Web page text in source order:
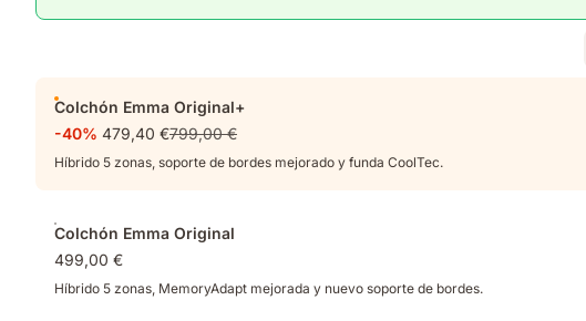
tu
zonas,
reforzado
CoolTec.
Colchón Emma Original+
-40% 479,40 €799,00 €
Híbrido 5 zonas, soporte de bordes mejorado y funda CoolTec.
Colchón Emma Original
499,00 €
Híbrido 5 zonas, MemoryAdapt mejorada y nuevo soporte de bordes.